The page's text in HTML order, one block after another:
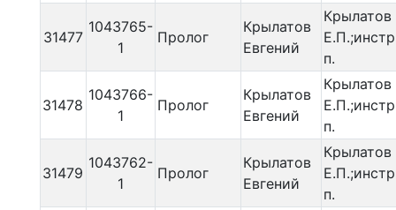
31477
1043765-
1
Пролог
Крылатов
Евгений
Крылатов
п.
31478
1043766-
1
Пролог
Крылатов
Евгений
Крылатов
п.
31479
1043762-
1
Пролог
Крылатов
Евгений
Крылатов
п.